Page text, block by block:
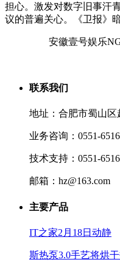
担心。激发对数字旧事汗
议的普遍关心。《卫报》
安徽壹号娱乐
联系我们
地址：合肥市蜀山区
业务咨询：0551-
技术支持：0551-
邮箱：hz@163.com
主要产品
IT之家2月18日动静
斯热泵3.0手艺将烘